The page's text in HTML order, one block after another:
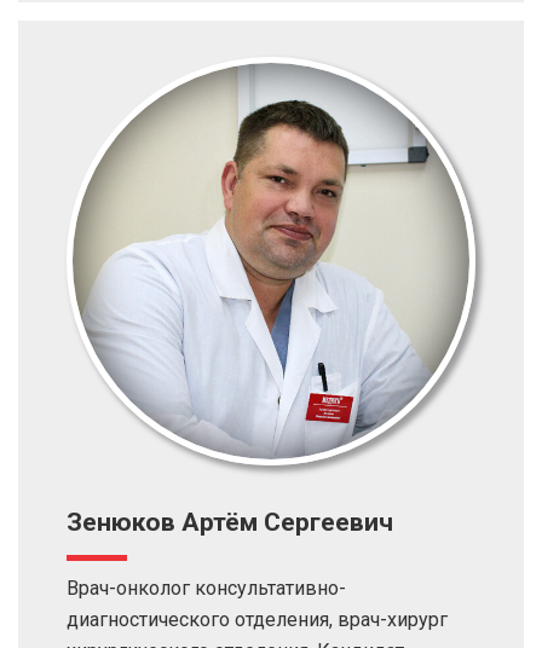
Зенюков Артём Сергеевич
Врач-онколог консультативно-
диагностического отделения, врач-хирург